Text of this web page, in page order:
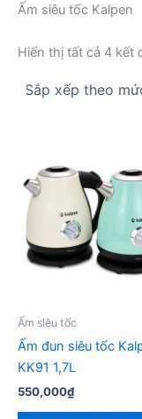
Ấm siêu tốc Kalpen
Hiển thị tất cả 4 kết
Ấm siêu tốc
Ấm đun siêu tốc
KK91 1,7L
550,000₫